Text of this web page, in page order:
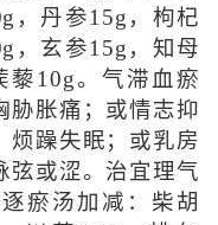
，丹参15g，枸杞
，玄参15g，知母
藜10g。气滞血瘀
胁胀痛；或情志抑
烦躁失眠；或乳房
弦或涩。治宜理气
瘀汤加减：柴胡